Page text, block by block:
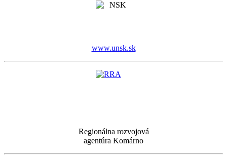
www.unsk.sk
Regionálna rozvojová
agentúra Komárno